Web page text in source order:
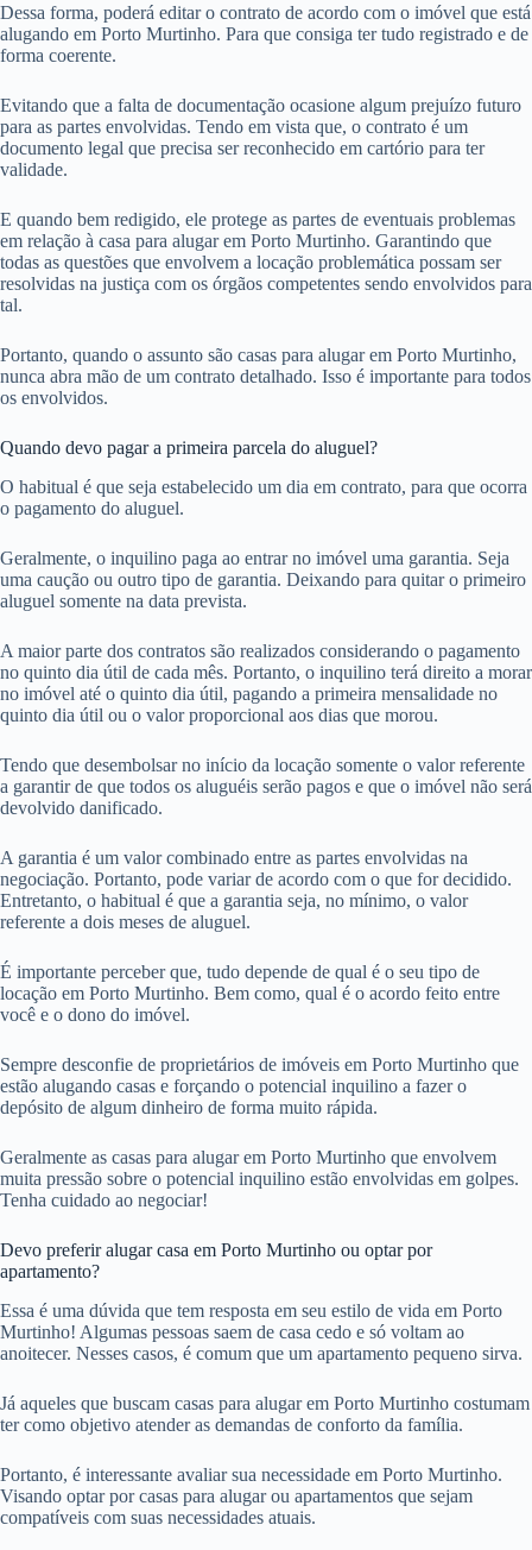
Dessa forma, poderá editar o contrato de acordo com o imóvel que está
alugando em Porto Murtinho. Para que consiga ter tudo registrado e de
forma coerente.
Evitando que a falta de documentação ocasione algum prejuízo futuro
para as partes envolvidas. Tendo em vista que, o contrato é um
documento legal que precisa ser reconhecido em cartório para ter
validade.
E quando bem redigido, ele protege as partes de eventuais problemas
em relação à casa para alugar em Porto Murtinho. Garantindo que
todas as questões que envolvem a locação problemática possam ser
resolvidas na justiça com os órgãos competentes sendo envolvidos para
tal.
Portanto, quando o assunto são casas para alugar em Porto Murtinho,
nunca abra mão de um contrato detalhado. Isso é importante para todos
os envolvidos.
Quando devo pagar a primeira parcela do aluguel?
O habitual é que seja estabelecido um dia em contrato, para que ocorra
o pagamento do aluguel.
Geralmente, o inquilino paga ao entrar no imóvel uma garantia. Seja
uma caução ou outro tipo de garantia. Deixando para quitar o primeiro
aluguel somente na data prevista.
A maior parte dos contratos são realizados considerando o pagamento
no quinto dia útil de cada mês. Portanto, o inquilino terá direito a morar
no imóvel até o quinto dia útil, pagando a primeira mensalidade no
quinto dia útil ou o valor proporcional aos dias que morou.
Tendo que desembolsar no início da locação somente o valor referente
a garantir de que todos os aluguéis serão pagos e que o imóvel não será
devolvido danificado.
A garantia é um valor combinado entre as partes envolvidas na
negociação. Portanto, pode variar de acordo com o que for decidido.
Entretanto, o habitual é que a garantia seja, no mínimo, o valor
referente a dois meses de aluguel.
É importante perceber que, tudo depende de qual é o seu tipo de
locação em Porto Murtinho. Bem como, qual é o acordo feito entre
você e o dono do imóvel.
Sempre desconfie de proprietários de imóveis em Porto Murtinho que
estão alugando casas e forçando o potencial inquilino a fazer o
depósito de algum dinheiro de forma muito rápida.
Geralmente as casas para alugar em Porto Murtinho que envolvem
muita pressão sobre o potencial inquilino estão envolvidas em golpes.
Tenha cuidado ao negociar!
Devo preferir alugar casa em Porto Murtinho ou optar por
apartamento?
Essa é uma dúvida que tem resposta em seu estilo de vida em Porto
Murtinho! Algumas pessoas saem de casa cedo e só voltam ao
anoitecer. Nesses casos, é comum que um apartamento pequeno sirva.
Já aqueles que buscam casas para alugar em Porto Murtinho costumam
ter como objetivo atender as demandas de conforto da família.
Portanto, é interessante avaliar sua necessidade em Porto Murtinho.
Visando optar por casas para alugar ou apartamentos que sejam
compatíveis com suas necessidades atuais.